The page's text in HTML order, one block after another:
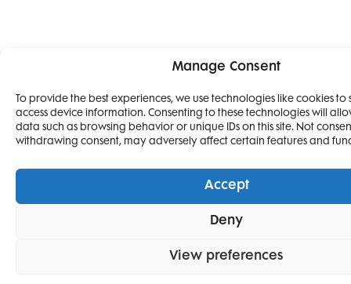
Manage Consent
To provide the best experiences, we use technologies like cookies
access device information. Consenting to these technologies will
data such as browsing behavior or unique IDs on this site. Not
withdrawing consent, may adversely affect certain features and
Accept
Deny
View preferences
4 IZDANJA
ELLE
I 2 IZDANJA
POKLON
SAMO